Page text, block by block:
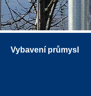
Vybavení průmysl